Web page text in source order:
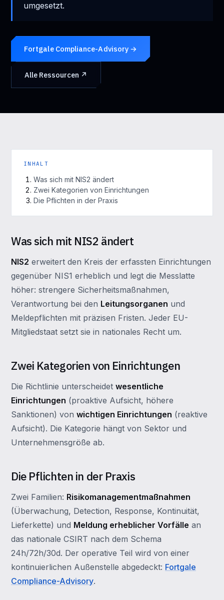
umgesetzt.
Fortgale Compliance-Advisory →
Alle Ressourcen ↗
INHALT
Was sich mit NIS2 ändert
Zwei Kategorien von Einrichtungen
Die Pflichten in der Praxis
Was sich mit NIS2 ändert
NIS2 erweitert den Kreis der erfassten Einrichtungen
gegenüber NIS1 erheblich und legt die Messlatte
höher: strengere Sicherheitsmaßnahmen,
Verantwortung bei den Leitungsorganen und
Meldepflichten mit präzisen Fristen. Jeder EU-
Mitgliedstaat setzt sie in nationales Recht um.
Zwei Kategorien von Einrichtungen
Die Richtlinie unterscheidet wesentliche
Einrichtungen (proaktive Aufsicht, höhere
Sanktionen) von wichtigen Einrichtungen (reaktive
Aufsicht). Die Kategorie hängt von Sektor und
Unternehmensgröße ab.
Die Pflichten in der Praxis
Zwei Familien: Risikomanagementmaßnahmen
(Überwachung, Detection, Response, Kontinuität,
Lieferkette) und Meldung erheblicher Vorfälle an
das nationale CSIRT nach dem Schema
24h/72h/30d. Der operative Teil wird von einer
kontinuierlichen Außenstelle abgedeckt: Fortgale
Compliance-Advisory.